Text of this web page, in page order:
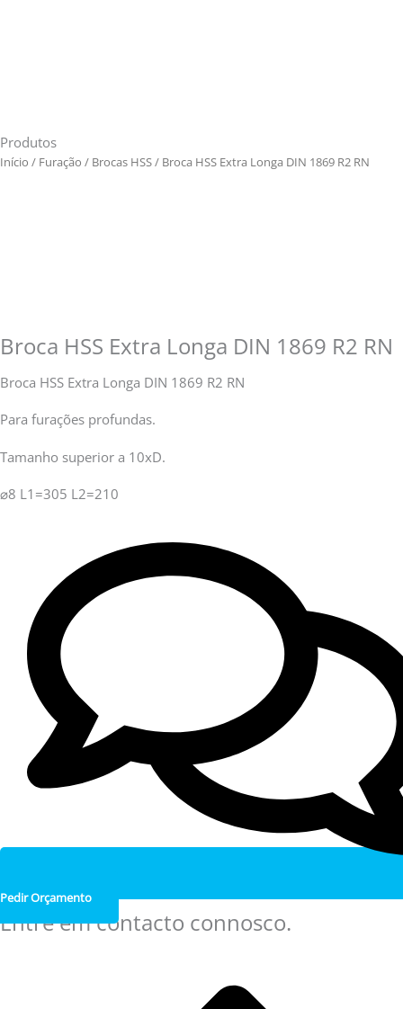
Produtos
Início / Furação / Brocas HSS/ Broca HSS Extra Longa DIN 1869 R2 RN
Broca HSS Extra Longa DIN 1869 R2 RN
Broca HSS Extra Longa DIN 1869 R2 RN
Para furações profundas.
Tamanho superior a 10xD.
⌀8 L1=305 L2=210
Pedir Orçamento
Entre em contacto connosco.